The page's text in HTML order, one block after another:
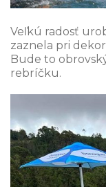
Veľkú radosť
zaznela pri
Bude to
rebríčku.